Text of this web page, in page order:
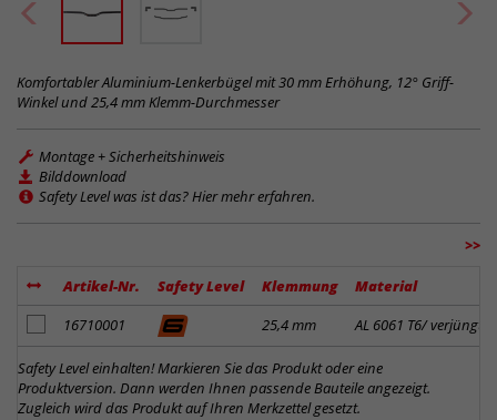
Komfortabler Aluminium-Lenkerbügel mit 30 mm Erhöhung, 12° Griff-
Winkel und 25,4 mm Klemm-Durchmesser
Montage + Sicherheitshinweis
Bilddownload
Safety Level was ist das? Hier mehr erfahren.
>>
Artikel-Nr. Safety Level Klemmung
Material
Artikel zum Merkzettel hinzufügen
16710001 25,4 mm AL 6061 T6/ verjüngt
Safety Level einhalten! Markieren Sie das Produkt oder eine
Produktversion. Dann werden Ihnen passende Bauteile angezeigt.
Zugleich wird das Produkt auf Ihren Merkzettel gesetzt.